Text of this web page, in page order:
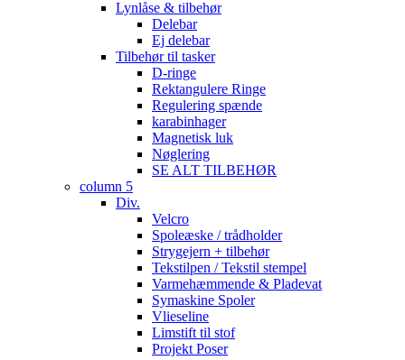
Lynlåse & tilbehør
Delebar
Ej delebar
Tilbehør til tasker
D-ringe
Rektangulere Ringe
Regulering spænde
karabinhager
Magnetisk luk
Nøglering
SE ALT TILBEHØR
column 5
Div.
Velcro
Spoleæske / trådholder
Strygejern + tilbehør
Tekstilpen / Tekstil stempel
Varmehæmmende & Pladevat
Symaskine Spoler
Vlieseline
Limstift til stof
Projekt Poser